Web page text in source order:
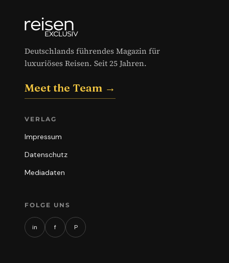
Deutschlands führendes Magazin für
luxuriöses Reisen. Seit 25 Jahren.
Meet the Team →
VERLAG
Impressum
Datenschutz
Mediadaten
FOLGE UNS
in f P